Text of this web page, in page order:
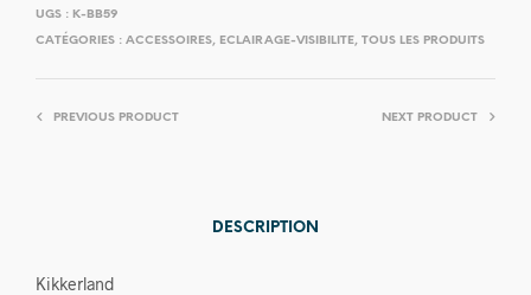
UGS : K-BB59
CATÉGORIES : ACCESSOIRES, ECLAIRAGE-VISIBILITE, TOUS LES PRODUITS
PREVIOUS PRODUCT NEXT PRODUCT
DESCRIPTION
Kikkerland